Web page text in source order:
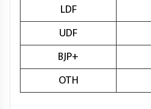
LDF
UDF
BJP+
OTH